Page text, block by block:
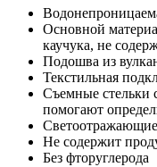
Основной
каучука, не
Подошва из
Текстильная
Съемные стельки
помогают
Светоотражающие
Не содержит
Без фторуглерода